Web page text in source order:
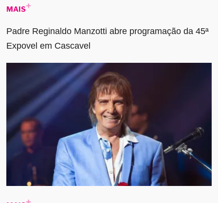
MAIS
Padre Reginaldo Manzotti abre programação da 45ª
Expovel em Cascavel